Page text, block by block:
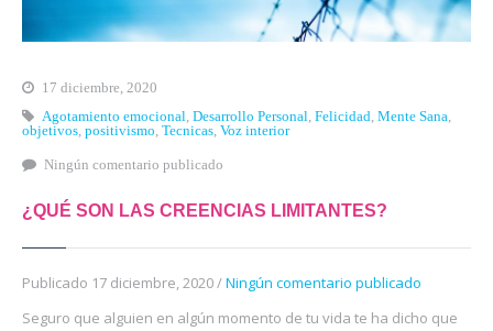
17 diciembre, 2020
Agotamiento emocional
Desarrollo Personal Felicidad Mente Sana
objetivos positivismo Tecnicas Voz interior
Ningún comentario publicado
¿QUÉ SON LAS CREENCIAS LIMITANTES?
Publicado 17 diciembre, 2020 /Ningún comentario publicado
Seguro que alguien en algún momento de tu vida te ha dicho que